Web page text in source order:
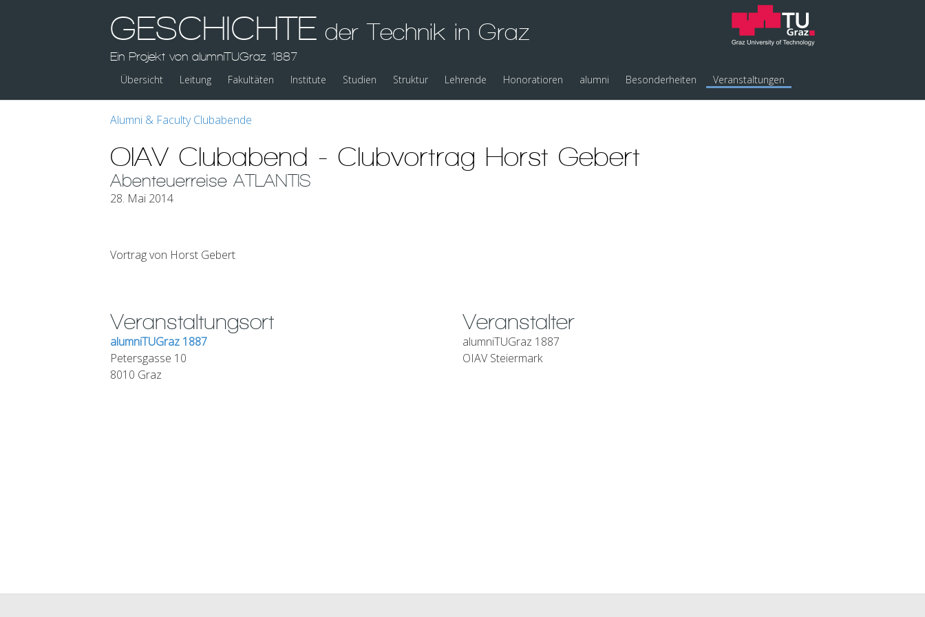
GESCHICHTE der Technik in Graz
Ein Projekt von alumniTUGraz 1887
Übersicht Leitung Fakultäten Institute Studien Struktur Lehrende Honoratioren alumni Besonderheiten Veranstaltungen
Alumni & Faculty Clubabende
OIAV Clubabend - Clubvortrag Horst Gebert
Abenteuerreise ATLANTIS
28. Mai 2014
Vortrag von Horst Gebert
Veranstaltungsort
alumniTUGraz 1887
Petersgasse 10
8010 Graz
Veranstalter
alumniTUGraz 1887
OIAV Steiermark